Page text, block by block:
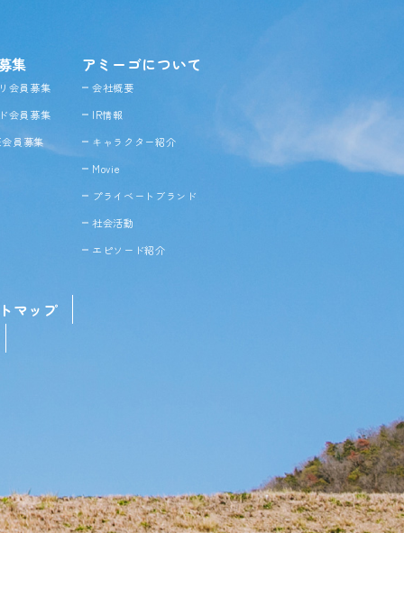
集
会員募集
会員募集
員募集
アミーゴについて
会社概要
IR情報
キャラクター紹介
Movie
プライベートブランド
社会活動
エピソード紹介
マップ